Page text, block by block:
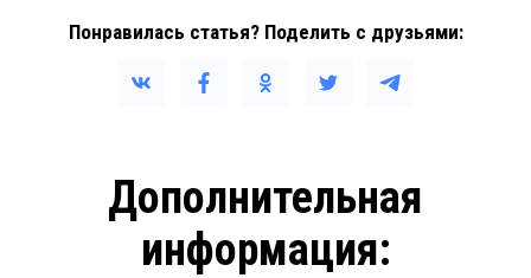
Понравилась статья? Поделить с друзьями:
Дополнительная
информация: